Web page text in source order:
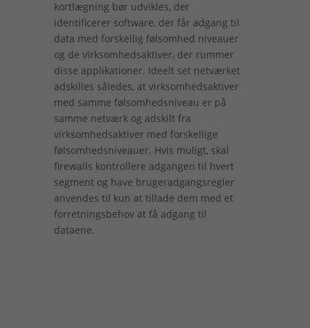
kortlægning bør udvikles, der
identificerer software, der får adgang til
data med forskellig følsomhed niveauer
og de virksomhedsaktiver, der rummer
disse applikationer. Ideelt set netværket
adskilles således, at virksomhedsaktiver
med samme følsomhedsniveau er på
samme netværk og adskilt fra
virksomhedsaktiver med forskellige
følsomhedsniveauer. Hvis muligt, skal
firewalls kontrollere adgangen til hvert
segment og have brugeradgangsregler
anvendes til kun at tillade dem med et
forretningsbehov at få adgang til
dataene.